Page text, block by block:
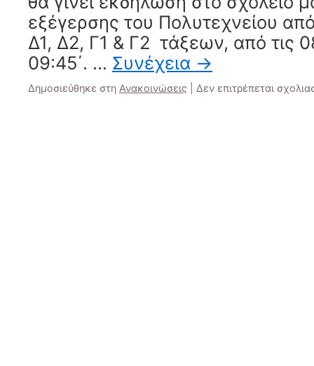
εξέγερσης του Πολυτεχνείου
Δ1, Δ2, Γ1 & Γ2 τάξεων, από τις
09:45΄. … Συνέχεια →
Δημοσιεύθηκε στη Ανακοινώσεις Δεν επιτρέπεται